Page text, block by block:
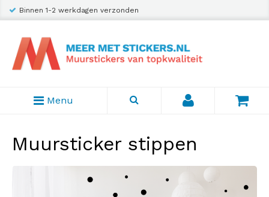
Binnen 1-2 werkdagen verzonden
Menu
Muursticker stippen